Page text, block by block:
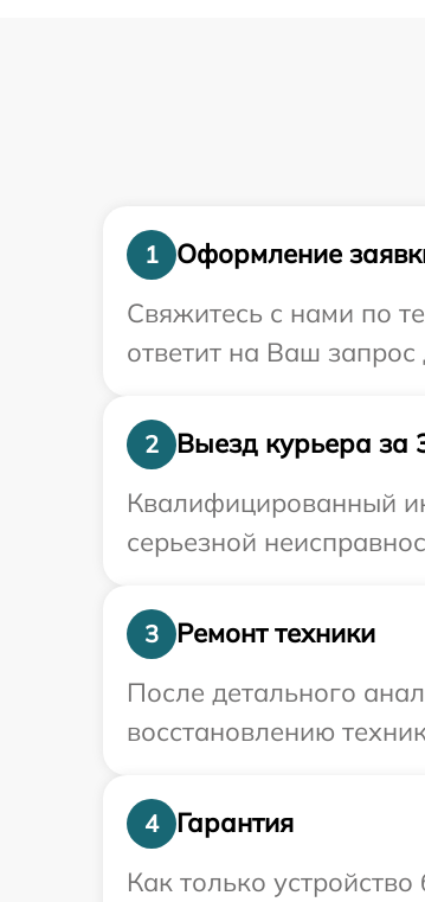
1
Оформление
Свяжитесь с нами по
ответит на Ваш
2
Выезд курьера за
Квалифицированный
серьезной
3
Ремонт техники
После детального
восстановлению
4
Гарантия
Как только